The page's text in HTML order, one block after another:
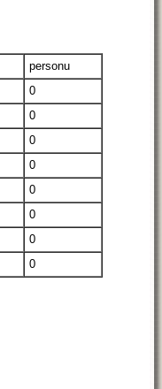
personu
0
0
0
0
0
0
0
0